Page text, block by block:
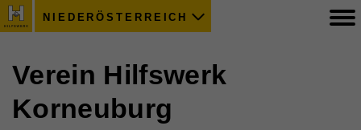
NIEDERÖSTERREICH
Verein Hilfswerk
Korneuburg